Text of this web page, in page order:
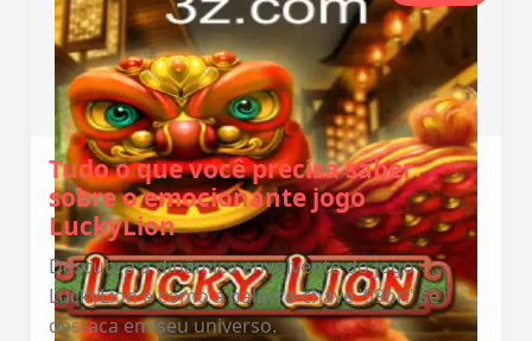
Tudo o que você precisa saber
sobre o emocionante jogo
LuckyLion
Descubra a dinâmica envolvente do jogo
LuckyLion e como a palavra-chave '99brl' se
destaca em seu universo.